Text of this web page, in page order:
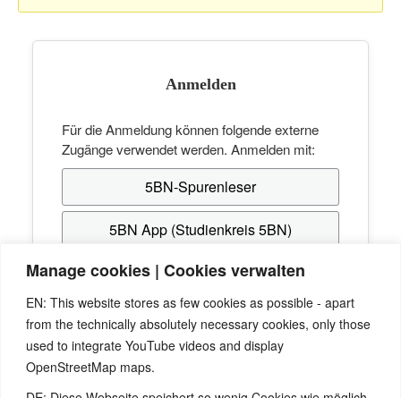
Manage cookies | Cookies verwalten
EN: This website stores as few cookies as possible - apart
from the technically absolutely necessary cookies, only those
used to integrate YouTube videos and display
OpenStreetMap maps.
Anmelden
Für die Anmeldung können folgende externe
Zugänge verwendet werden. Anmelden mit:
5BN-Spurenleser
5BN App (Studienkreis 5BN)
kostenlos einen beimStudienkreis 5BN, mit dem
du dich anschließend hier anmelden kannst.
Passwort vergessen? Verwende die "Passwort-
Vergessen"-Funktion von
5BN-Spurenleser bzw.